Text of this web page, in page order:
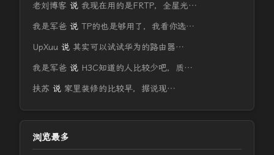
老刘博客 说 我现在用的是FRTP，全屋光…
我是军爸 说 TP的也是够用了，我看你选…
UpXuu 说 其实可以试试华为的路由器…
我是军爸 说 H3C知道的人比较少吧，质…
扶苏 说 家里装修的比较早，据说现…
浏览最多